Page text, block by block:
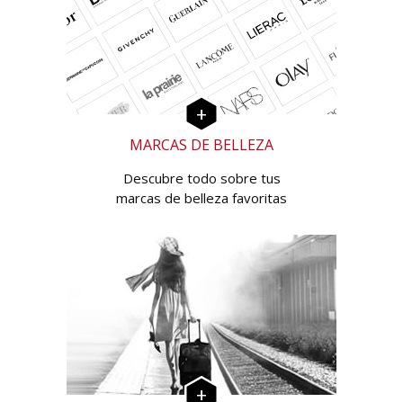
MARCAS DE BELLEZA
Descubre todo sobre tus
marcas de belleza favoritas